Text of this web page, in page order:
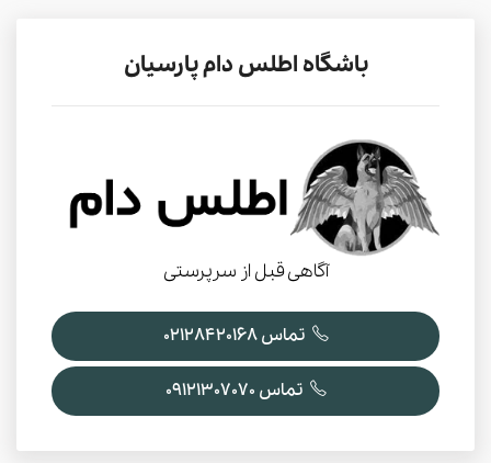
باشگاه اطلس دام پارسیان
آگاهی قبل از سرپرستی
تماس 02128420168
تماس 09121307070